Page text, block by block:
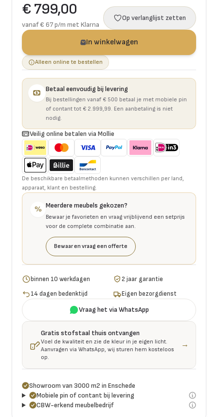
€ 799,00
vanaf € 67 p/m met Klarna
Op verlanglijst zetten
In winkelwagen
Alleen online te bestellen
Betaal eenvoudig bij levering
Bij bestellingen vanaf € 500 betaal je met mobiele pin
of contant tot € 2.999,99. Een aanbetaling is niet
nodig.
Veilig online betalen via Mollie
De beschikbare betaalmethoden kunnen verschillen per land,
apparaat, klant en bestelling.
% Meerdere meubels gekozen?
Bewaar je favorieten en vraag vrijblijvend een setprijs
voor de complete combinatie aan.
Bewaar en vraag een offerte
binnen 10 werkdagen
2 jaar garantie
14 dagen bedenktijd
Eigen bezorgdienst
Vraag het via WhatsApp
Gratis stofstaal thuis ontvangen
Voel de kwaliteit en zie de kleur in je eigen licht.
Aanvragen via WhatsApp, wij sturen hem kosteloos
op.
→
Showroom van 3000 m2 in Enschede
Mobiele pin of contant bij levering
CBW-erkend meubelbedrijf